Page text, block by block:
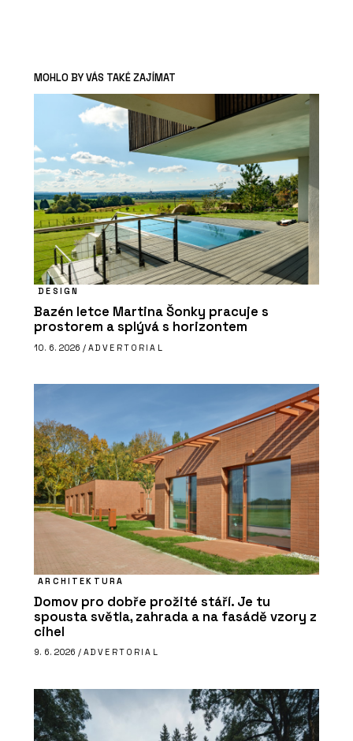
MOHLO BY VÁS TAKÉ ZAJÍMAT
DESIGN
Bazén letce Martina Šonky pracuje s
prostorem a splývá s horizontem
10. 6. 2026 / ADVERTORIAL
ARCHITEKTURA
Domov pro dobře prožité stáří. Je tu
spousta světla, zahrada a na fasádě vzory z
cihel
9. 6. 2026 / ADVERTORIAL